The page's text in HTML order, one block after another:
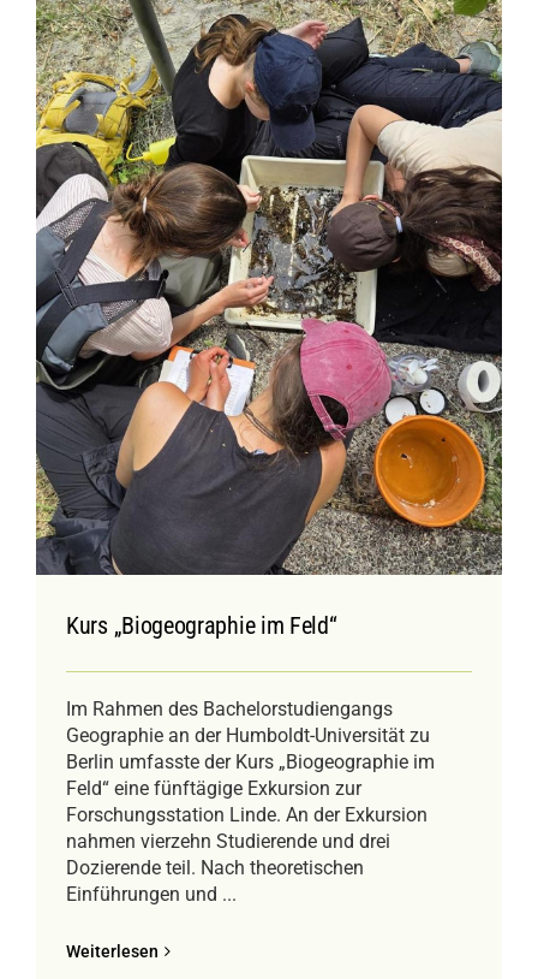
Kurs „Biogeographie im Feld“
Im Rahmen des Bachelorstudiengangs
Geographie an der Humboldt-Universität zu
Berlin umfasste der Kurs „Biogeographie im
Feld“ eine fünftägige Exkursion zur
Forschungsstation Linde. An der Exkursion
nahmen vierzehn Studierende und drei
Dozierende teil. Nach theoretischen
Einführungen und ...
Weiterlesen